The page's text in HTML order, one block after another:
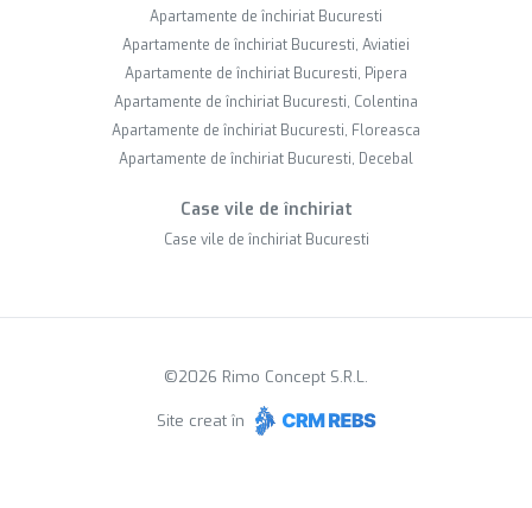
Apartamente de închiriat Bucuresti
Apartamente de închiriat Bucuresti, Aviatiei
Apartamente de închiriat Bucuresti, Pipera
Apartamente de închiriat Bucuresti, Colentina
Apartamente de închiriat Bucuresti, Floreasca
Apartamente de închiriat Bucuresti, Decebal
Case vile de închiriat
Case vile de închiriat Bucuresti
©2026 Rimo Concept S.R.L.
Site creat în